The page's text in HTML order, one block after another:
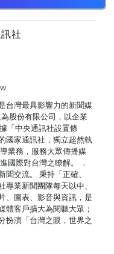
社
台灣最具影響力的新聞媒
股份有限公司，以企業
「中央通訊社設置條
國家通訊社，獨立超然執
業務，服務大眾傳播媒
國際對台灣之瞭解。 ．
交流。 秉持「正確、
業新聞團隊每天以中、
、圖表、影音與資訊，是
體客戶擴大為閱聽大眾；
扮演「台灣之眼，世界之